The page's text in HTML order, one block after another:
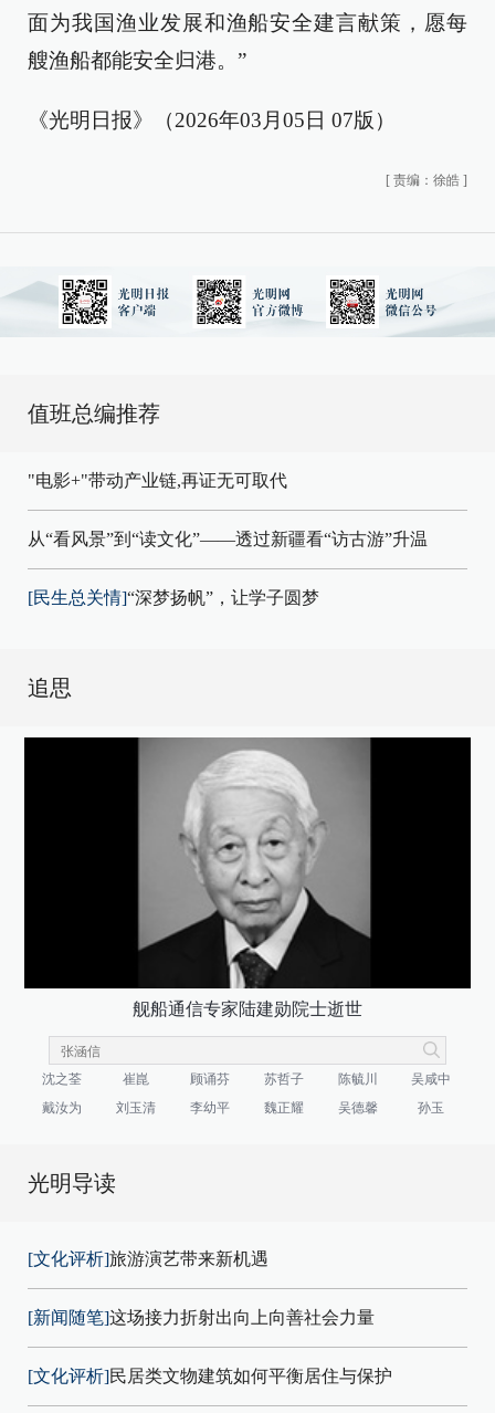
面为我国渔业发展和渔船安全建言献策，愿每
艘渔船都能安全归港。”
《光明日报》（2026年03月05日 07版）
[ 责编：徐皓 ]
值班总编推荐
"电影+"带动产业链,再证无可取代
从“看风景”到“读文化”——透过新疆看“访古游”升温
[民生总关情]“深梦扬帆”，让学子圆梦
追思
舰船通信专家陆建勋院士逝世
沈之荃 崔崑 顾诵芬 苏哲子 陈毓川
吴咸中
戴汝为
刘玉清 李幼平 魏正耀 吴德馨 孙玉
光明导读
[文化评析]旅游演艺带来新机遇
[新闻随笔]这场接力折射出向上向善社会力量
[文化评析]民居类文物建筑如何平衡居住与保护